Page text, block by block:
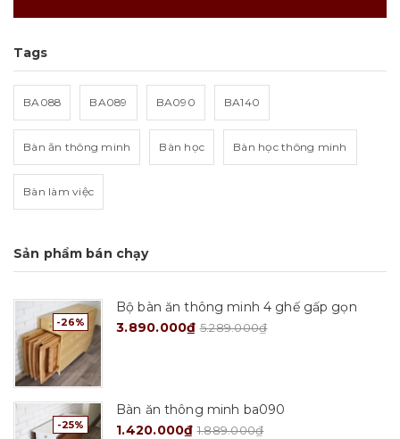
Tags
BA088 BA089 BA090 BA140
Bàn ăn thông minh Bàn học Bàn học thông minh
Bàn làm việc
Sản phẩm bán chạy
-26%
Bộ bàn ăn thông minh 4 ghế gấp gọn
3.890.000₫ 5.289.000₫
-25%
Bàn ăn thông minh ba090
1.420.000₫ 1.889.000₫